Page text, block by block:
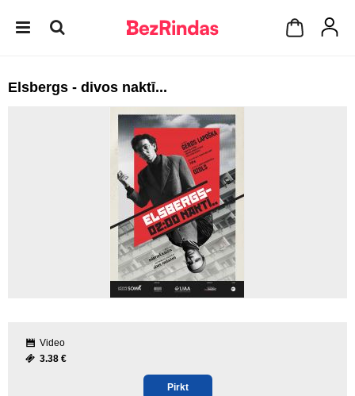
Elsbergs - divos naktī...
Video
3.38 €
Pirkt